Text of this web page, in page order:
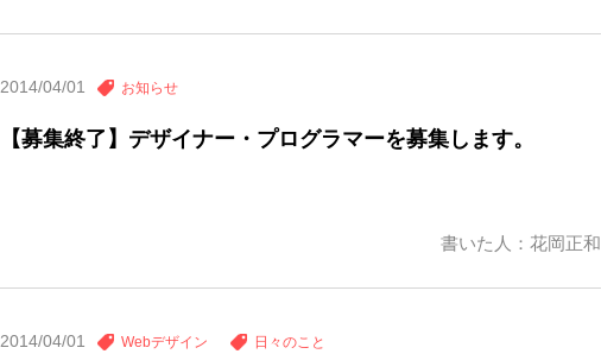
2014/04/01 お知らせ
【募集終了】デザイナー・プログラマーを募集します。
書いた人：花岡正和
2014/04/01 Webデザイン 日々のこと